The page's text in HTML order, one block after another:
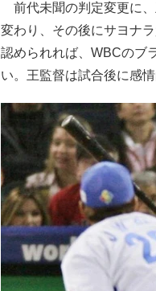
前代未聞の判定変更に
変わり、その後にサヨナ
認められれば、WBCのブ
い。王監督は試合後に感